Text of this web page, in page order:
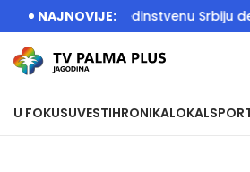
NAJNOVIJE:
Srbija Za Jedinstvenu Srbiju
U FOKUSUVESTIHRONIKALOKAL